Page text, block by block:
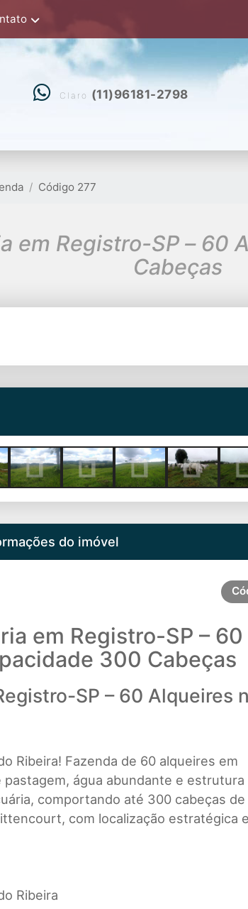
Claro (11)96181-2798
Código 277
em Registro-SP – 60
Cabeças
do imóvel
em Registro-SP – 60
300 Cabeças
SP – 60 Alqueires
Ribeira! Fazenda de 60 alqueires em
água abundante e estrutura
comportando até 300 cabeças de
com localização estratégica
Ribeira